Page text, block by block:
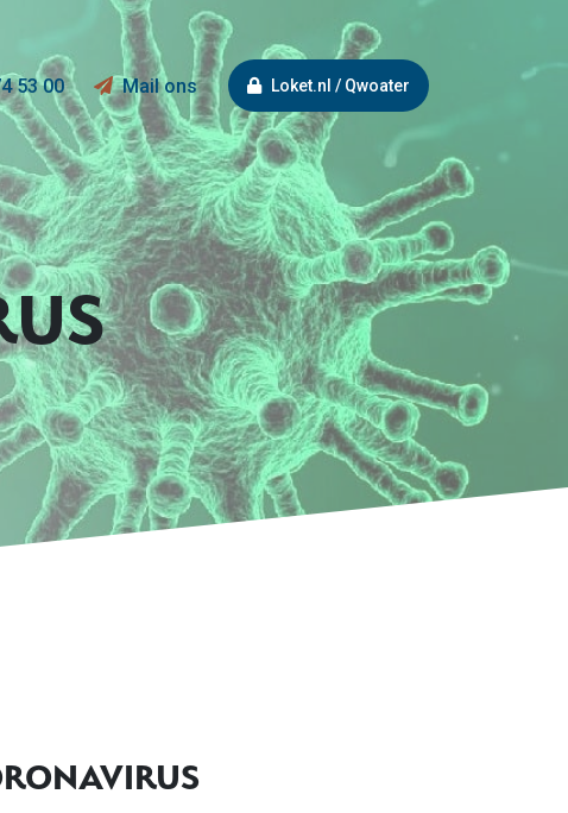
53 00 Mail ons Loket.nl / Qwoater